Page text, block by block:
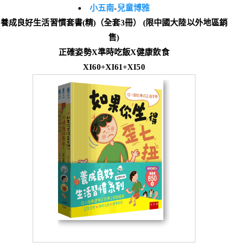
小五南-兒童博雅
養成良好生活習慣套書(精)（全套3冊） (限中國大陸以外地區銷
售)
正確姿勢X準時吃飯X健康飲食
XI60+XI61+XI50